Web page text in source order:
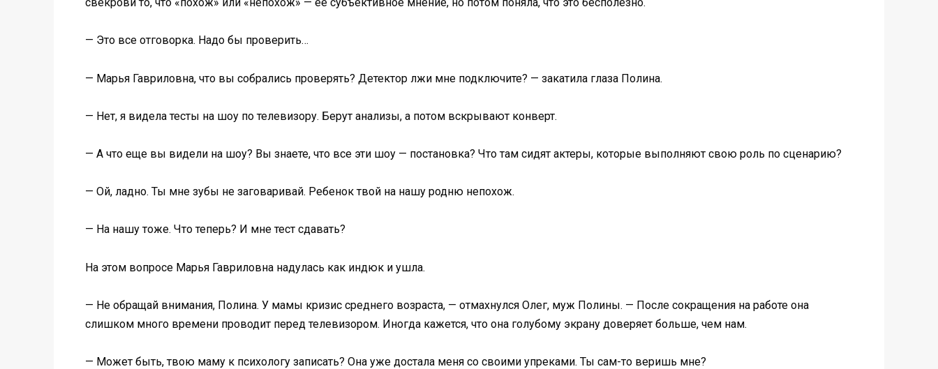
— Это все отговорка. Надо бы проверить…
— Марья Гавриловна, что вы собрались проверять? Детектор лжи мне подключите? — закатила глаза Полина.
— Нет, я видела тесты на шоу по телевизору. Берут анализы, а потом вскрывают конверт.
— А что еще вы видели на шоу? Вы знаете, что все эти шоу — постановка? Что там сидят актеры, которые выполняют свою роль по сценарию?
— Ой, ладно. Ты мне зубы не заговаривай. Ребенок твой на нашу родню непохож.
— На нашу тоже. Что теперь? И мне тест сдавать?
На этом вопросе Марья Гавриловна надулась как индюк и ушла.
— Не обращай внимания, Полина. У мамы кризис среднего возраста, — отмахнулся Олег, муж Полины. — После сокращения на работе она
слишком много времени проводит перед телевизором. Иногда кажется, что она голубому экрану доверяет больше, чем нам.
— Может быть, твою маму к психологу записать? Она уже достала меня со своими упреками. Ты сам-то веришь мне?